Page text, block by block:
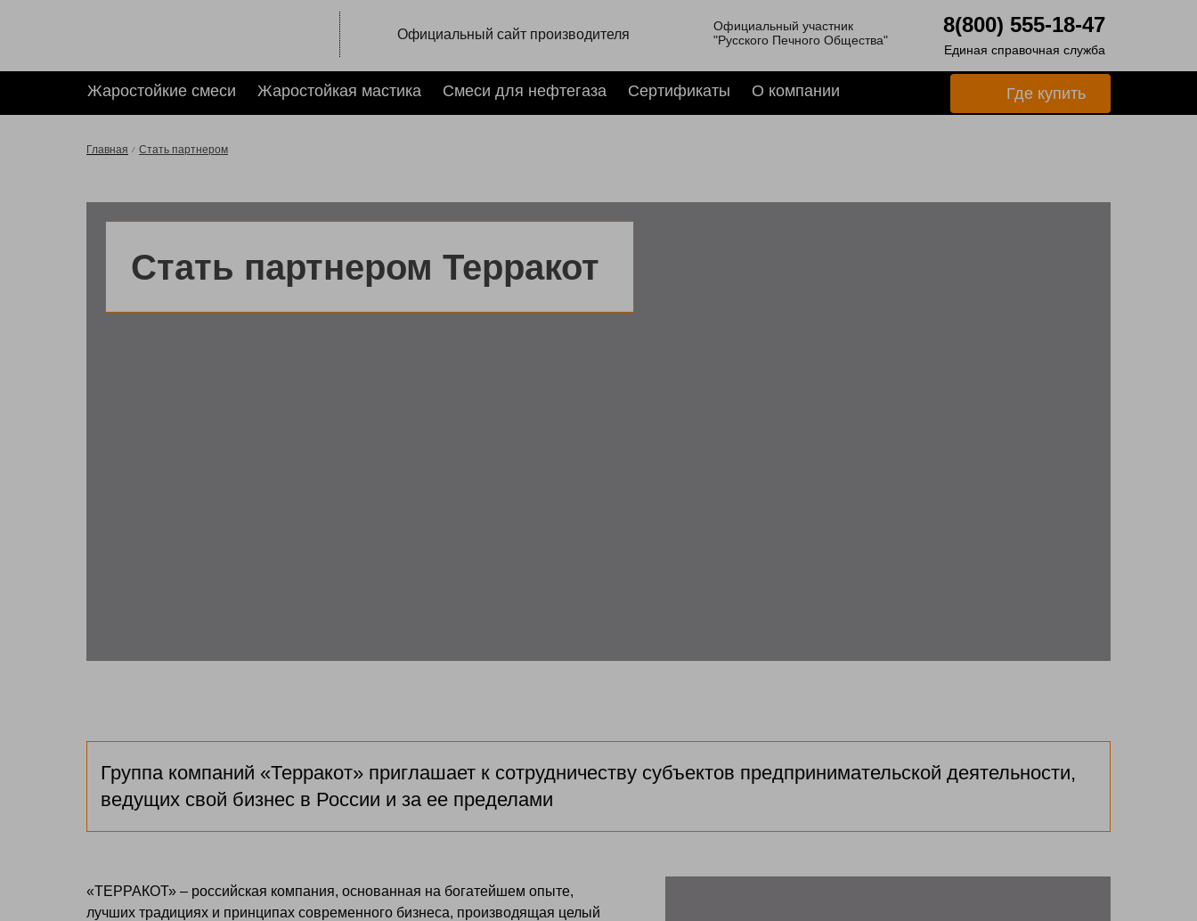
Официальный сайт производителя 8(800) 555-18-47
Единая справочная служба
Официальный участник
"Русского Печного Общества"
Жаростойкие смеси Жаростойкая мастика Смеси для нефтегаза Сертификаты О компании Где купить
Главная Стать партнером
Стать партнером Терракот
Группа компаний «Терракот» приглашает к сотрудничеству субъектов предпринимательской деятельности,
ведущих свой бизнес в России и за ее пределами
«ТЕРРАКОТ» – российская компания, основанная на богатейшем опыте,
лучших традициях и принципах современного бизнеса, производящая целый